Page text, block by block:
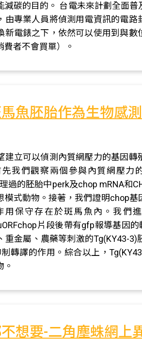
減碳的目的。 台電未來計劃全面
由專業人員將偵測用電資訊的電
新電錶之下，依然可以使用到與
者不會買單）。
魚胚胎作為生物感
建立可以偵測內質網壓力的基因
我們觀察兩個參與內質網壓力
過的胚胎中perk及chop mRNA和
模式動物。接著，我們證明chop基
用保守存在於斑馬魚內。我們
片段後帶有gfp報導基因
重金屬、農藥等刺激的Tg(KY43-
制轉譯的作用。綜合以上，
想要-二角塵蛛網上